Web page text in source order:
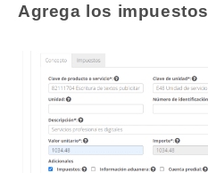
Agrega los impuestos